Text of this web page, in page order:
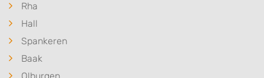
Rha
Hall
Spankeren
Baak